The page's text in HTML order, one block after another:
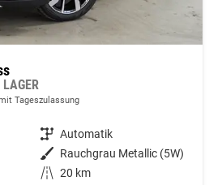
Tageszulassung
Getriebe Automatik
Außenfarbe Rauchgrau Metallic (5W)
Kilometerstand 20 km